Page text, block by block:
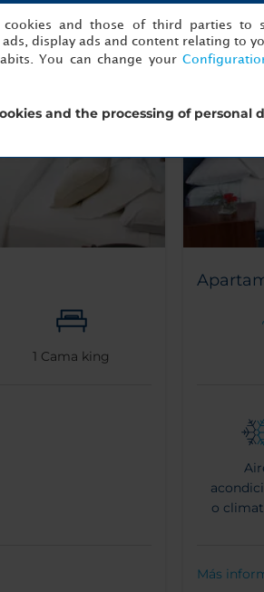
1 Cama king
o
Más
and those of third parties to
display ads and content relating to
You can change your
and the processing of personal